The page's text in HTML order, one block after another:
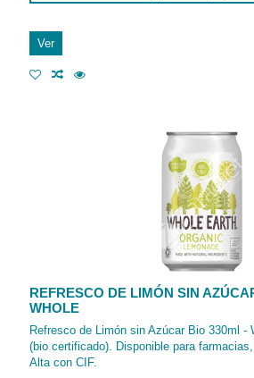
Ver
REFRESCO DE LIMÓN SIN
WHOLE
Refresco de Limón sin Azúcar Bio 330ml -
(bio certificado). Disponible para
Alta con CIF.